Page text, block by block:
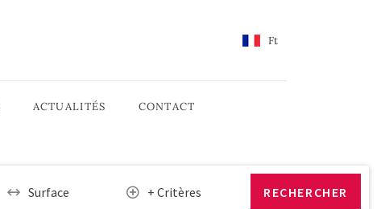
Ft
ACTUALITÉS CONTACT
Surface + Critères